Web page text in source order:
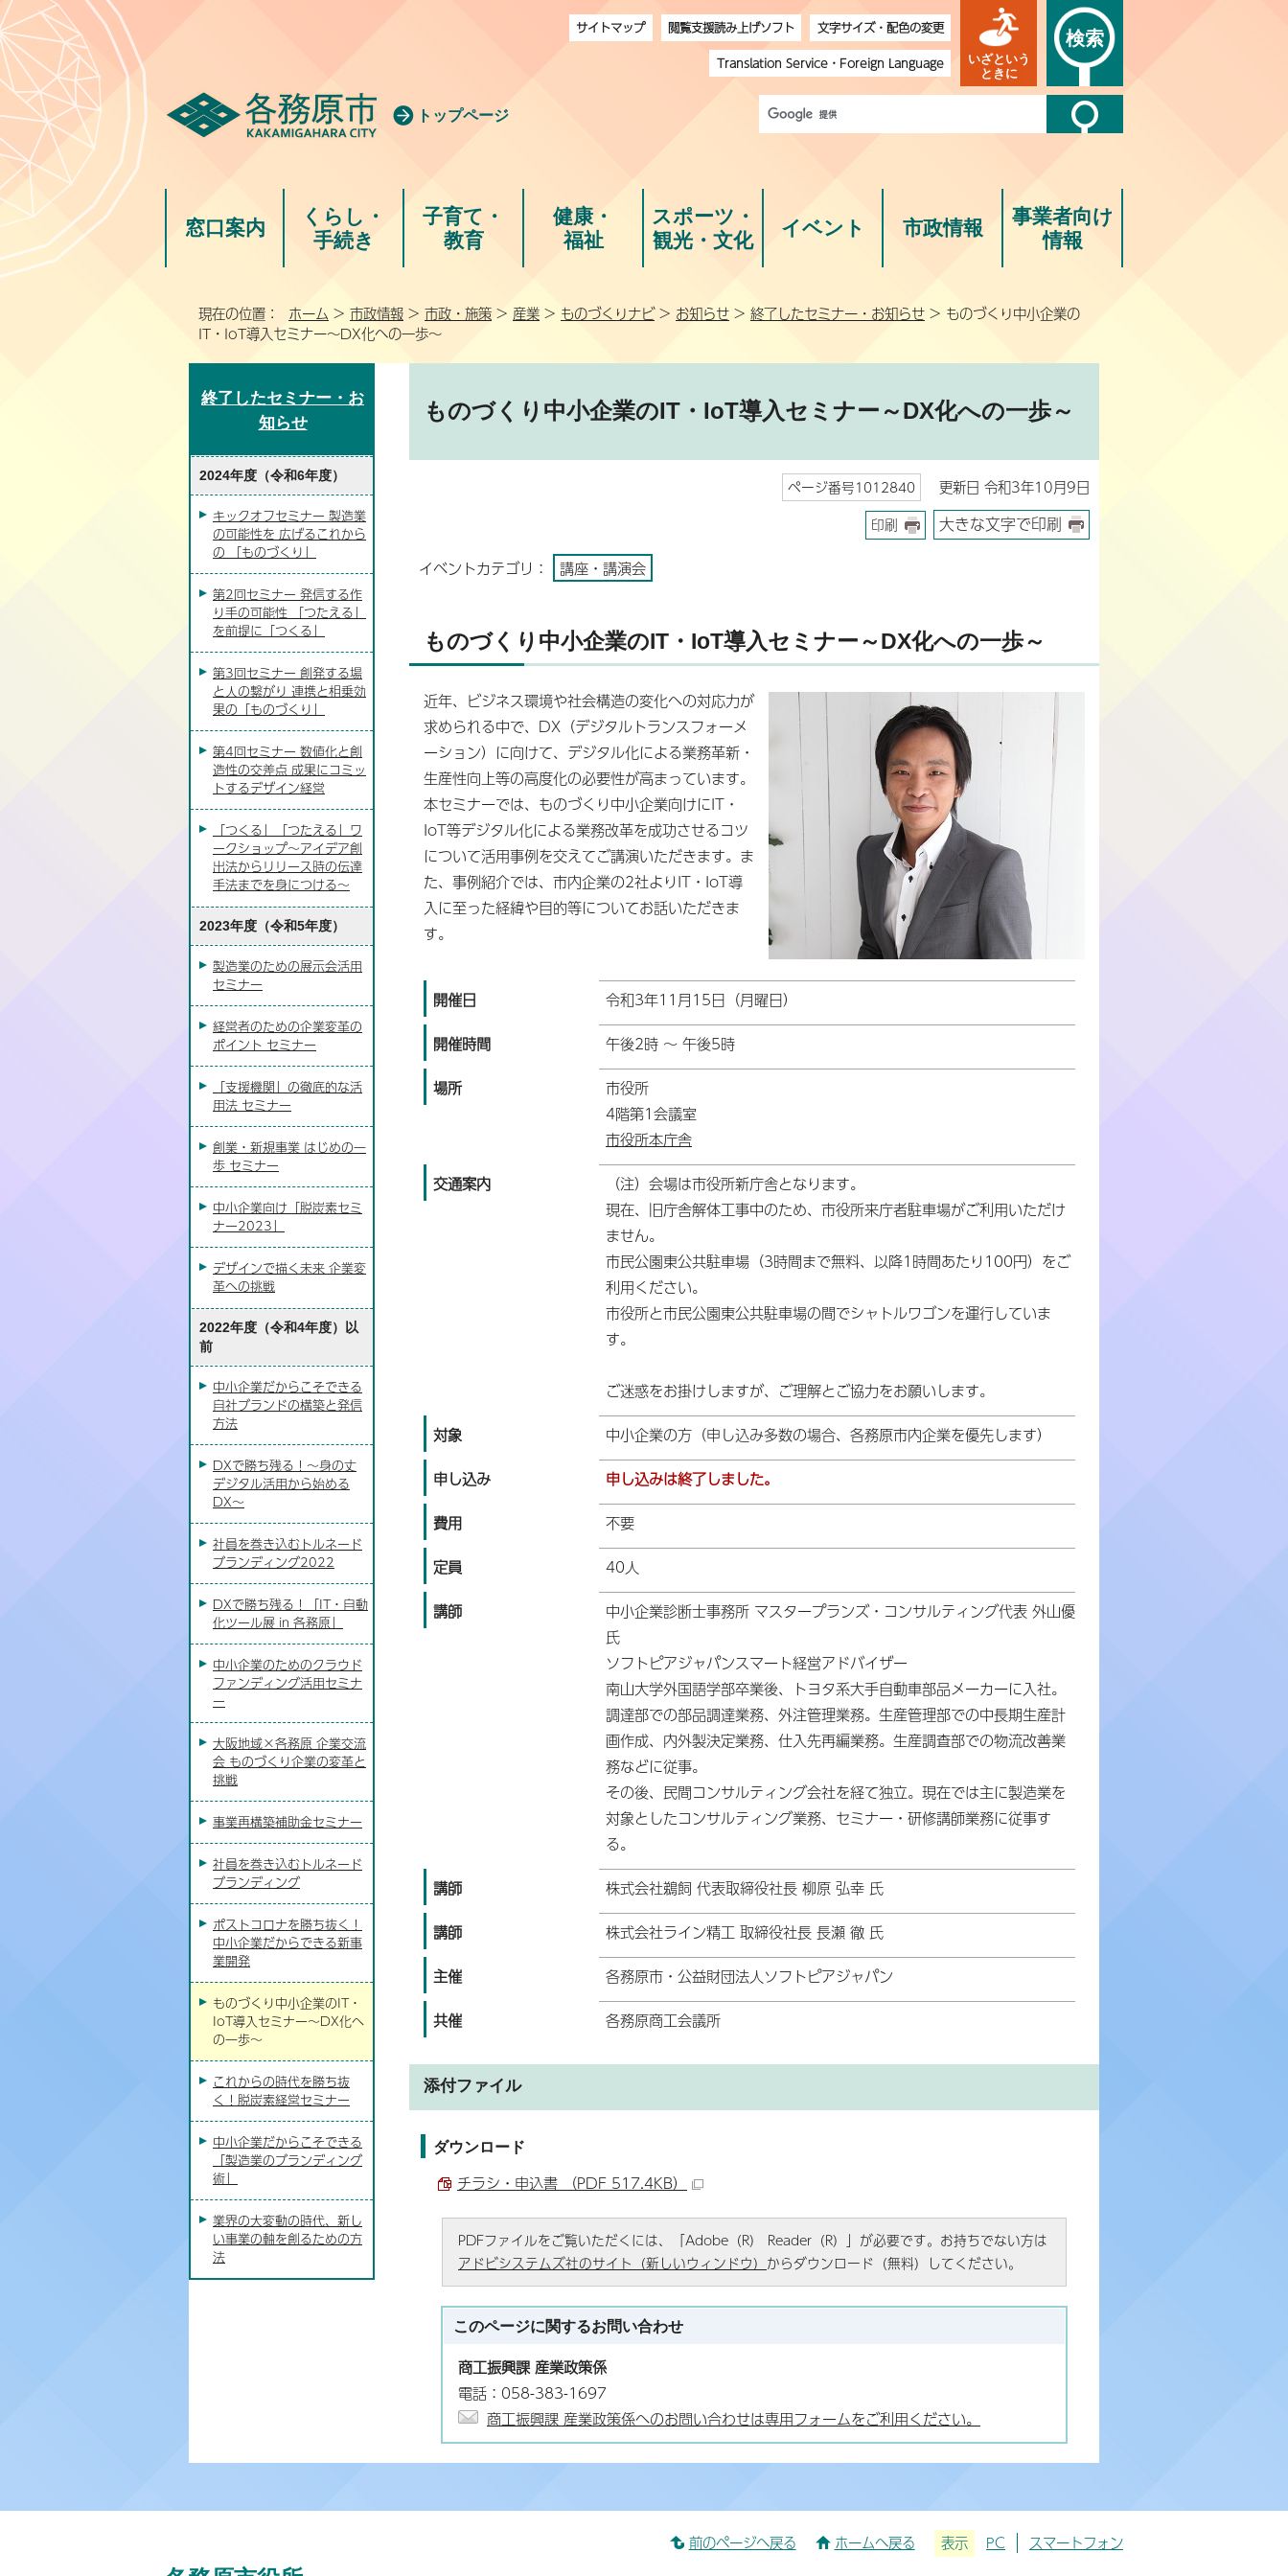
トップページ
サイトマップ 閲覧支援読み上げソフト
文字サイズ・配色の変更
Translation Service・ Foreign Language
いざという
ときに
検索
窓口案内
くらし・
手続き
子育て・
教育
健康・
福祉
スポーツ・
観光・文化
イベント 市政情報
事業者向け
情報
現在の位置： ホーム > 市政情報 > 市政・施策 > 産業 > ものづくりナビ> お知らせ > 終了したセミナー・お知らせ > ものづくり中小企業の
IT・IoT導入セミナー～DX化への一歩～
ものづくり中小企業のIT・IoT導入セミナー～DX化への一歩～
ページ番号1012840 更新日 令和3年10月9日
印刷 大きな文字で印刷
イベントカテゴリ： 講座・講演会
ものづくり中小企業のIT・IoT導入セミナー～DX化への一歩～
近年、ビジネス環境や社会構造の変化への対応力が
求められる中で、DX（デジタルトランスフォーメ
ーション）に向けて、デジタル化による業務革新・
生産性向上等の高度化の必要性が高まっています。
本セミナーでは、ものづくり中小企業向けにIT・
IoT等デジタル化による業務改革を成功させるコツ
について活用事例を交えてご講演いただきます。ま
た、事例紹介では、市内企業の2社よりIT・IoT導
入に至った経緯や目的等についてお話いただきま
す。
開催日
令和3年11月15日（月曜日）
開催時間
午後2時 ～ 午後5時
場所
市役所
4階第1会議室
市役所本庁舎
交通案内
（注）会場は市役所新庁舎となります。
現在、旧庁舎解体工事中のため、市役所来庁者駐車場がご利用いただけ
ません。
市民公園東公共駐車場（3時間まで無料、以降1時間あたり100円）をご
利用ください。
市役所と市民公園東公共駐車場の間でシャトルワゴンを運行していま
す。
ご迷惑をお掛けしますが、ご理解とご協力をお願いします。
対象
中小企業の方（申し込み多数の場合、各務原市内企業を優先します）
申し込み
申し込みは終了しました。
費用
不要
定員
40人
講師
中小企業診断士事務所 マスタープランズ・コンサルティング代表 外山優
氏
ソフトピアジャパンスマート経営アドバイザー
南山大学外国語学部卒業後、トヨタ系大手自動車部品メーカーに入社。
調達部での部品調達業務、外注管理業務。生産管理部での中長期生産計
画作成、内外製決定業務、仕入先再編業務。生産調査部での物流改善業
務などに従事。
その後、民間コンサルティング会社を経て独立。現在では主に製造業を
対象としたコンサルティング業務、セミナー・研修講師業務に従事す
る。
講師
株式会社鵜飼 代表取締役社長 柳原 弘幸 氏
講師
株式会社ライン精工 取締役社長 長瀬 徹 氏
主催
各務原市・公益財団法人ソフトピアジャパン
共催
各務原商工会議所
添付ファイル
ダウンロード
チラシ・申込書 （PDF 517.4KB）
PDFファイルをご覧いただくには、「Adobe（R） Reader（R）」が必要です。お持ちでない方は
アドビシステムズ社のサイト（新しいウィンドウ） からダウンロード（無料）してください。
このページに関するお問い合わせ
商工振興課 産業政策係
電話：058-383-1697
商工振興課 産業政策係へのお問い合わせは専用フォームをご利用ください。
終了したセミナー・お
知らせ
2024年度（令和6年度）
キックオフセミナー 製造業
の可能性を 広げるこれから
の 「ものづくり」
第2回セミナー 発信する作
り手の可能性 「つたえる」
を前提に「つくる」
第3回セミナー 創発する場
と人の繋がり 連携と相乗効
果の「ものづくり」
第4回セミナー 数値化と創
造性の交差点 成果にコミッ
トするデザイン経営
「つくる」「つたえる」ワ
ークショップ〜アイデア創
出法からリリース時の伝達
手法までを身につける〜
2023年度（令和5年度）
製造業のための展示会活用
セミナー
経営者のための企業変革の
ポイント セミナー
「支援機関」の徹底的な活
用法 セミナー
創業・新規事業 はじめの一
歩 セミナー
中小企業向け「脱炭素セミ
ナー2023」
デザインで描く未来 企業変
革への挑戦
2022年度（令和4年度）以
前
中小企業だからこそできる
自社ブランドの構築と発信
方法
DXで勝ち残る！～身の丈
デジタル活用から始める
DX～
社員を巻き込むトルネード
ブランディング2022
DXで勝ち残る！「IT・自動
化ツール展 in 各務原」
中小企業のためのクラウド
ファンディング活用セミナ
ー
大阪地域×各務原 企業交流
会 ものづくり企業の変革と
挑戦
事業再構築補助金セミナー
社員を巻き込むトルネード
ブランディング
ポストコロナを勝ち抜く！
中小企業だからできる新事
業開発
ものづくり中小企業のIT・
IoT導入セミナー～DX化へ
の一歩～
これからの時代を勝ち抜
く！脱炭素経営セミナー
中小企業だからこそできる
「製造業のブランディング
術」
業界の大変動の時代、新し
い事業の軸を創るための方
法
前のページへ戻る ホームへ戻る 表示 PC スマートフォン